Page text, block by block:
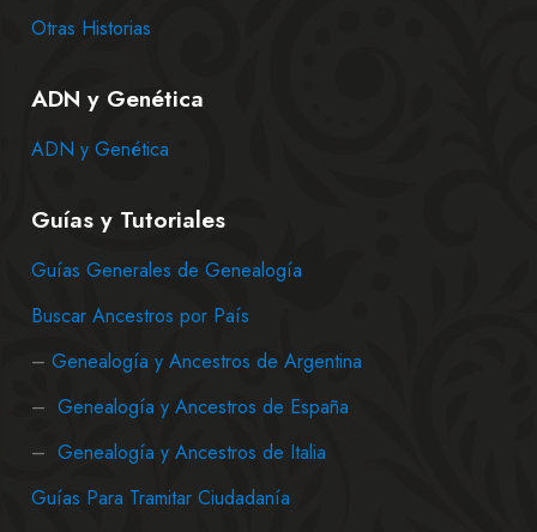
Otras Historias
ADN y Genética
ADN y Genética
Guías y Tutoriales
Guías Generales de Genealogía
Buscar Ancestros por País
– Genealogía y Ancestros de Argentina
– Genealogía y Ancestros de España
– Genealogía y Ancestros de Italia
Guías Para Tramitar Ciudadanía